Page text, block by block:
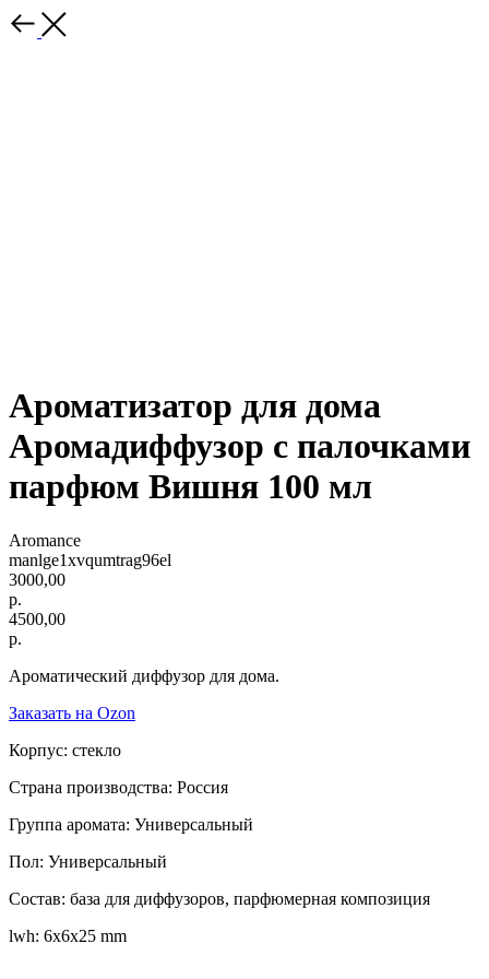
Ароматизатор для дома
Аромадиффузор с палочками
парфюм Вишня 100 мл
Aromance
manlge1xvqumtrag96el
3000,00
р.
4500,00
р.
Ароматический диффузор для дома.
Заказать на Ozon
Корпус: стекло
Страна производства: Россия
Группа аромата: Универсальный
Пол: Универсальный
Состав: база для диффузоров, парфюмерная композиция
lwh: 6x6x25 mm